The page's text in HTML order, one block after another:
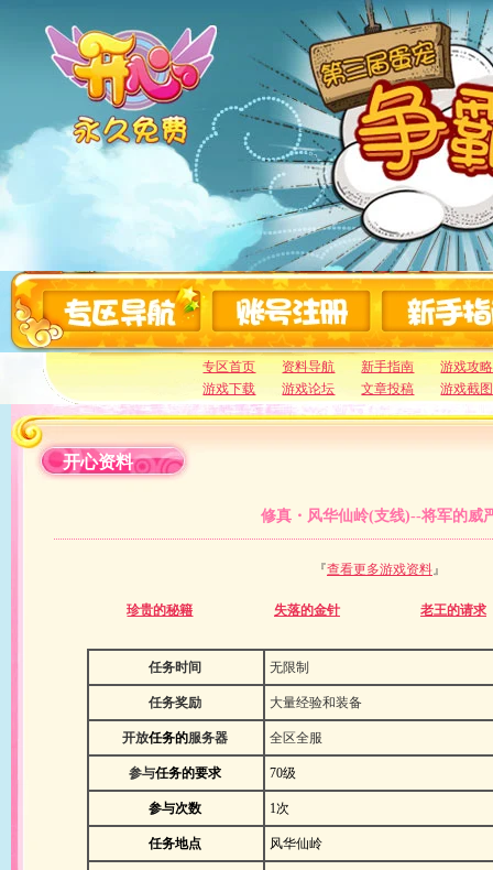
专区首页 资料导航 新手指南
游戏攻略
游戏下载
游戏论坛 文章投稿 游戏截图
开心资料
修真・风华仙岭(支线)--将军的威
『查看更多游戏资料』
珍贵的秘籍 失落的金针 老王的请求
任务时间 无限制
任务奖励 大量经验和装备
开放任务的服务器 全区全服
参与任务的要求 70级
参与次数 1次
任务地点 风华仙岭